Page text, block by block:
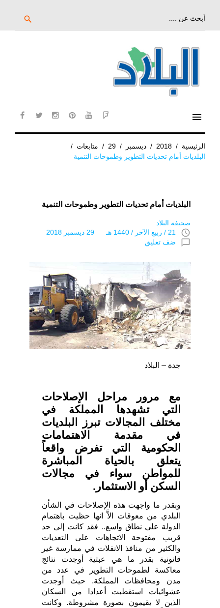
search
menu
الرئيسية /
2018
/ ديسمبر /
29
/ متابعات /
البلديات أمام تحديات التطوير وطموحات التنمية
البلديات أمام تحديات التطوير وطموحات التنمية
صحيفة البلاد
access_time 21 / ربيع الآخر / 1440 هـ 29 ديسمبر 2018
chat_bubble_outline ضف تعليق
جدة – البلاد
مع مرور مراحل الإصلاحات
التي تشهدها المملكة في
مختلف المجالات تبرز البلديات
في مقدمة الاهتمامات
الحكومية التي تفرض واقعاً
يتعلق بالحياة المباشرة
للمواطن سواء في مجالات
السكن أو الاستثمار.
وبقدر ما واجهت هذه الإصلاحات في الشأن
البلدي من معوقات الاَّ انها حظيت باهتمام
الدولة على نطاق واسع.. فقد كانت إلى حد
قريب مفتوحة الاتجاهات على التعديات
والكثير من منافذ الانفلات في ممارسة غير
قانونية بقدر ما هي عبثية أوجدت نتائج
معاكسة لطموحات التطوير في عدد من
مدن ومحافظات المملكة. حيث أوجدت
عشوائيات استقطبت أعدادا من السكان
الذين لا يقيمون بصورة مشروطة. وكانت